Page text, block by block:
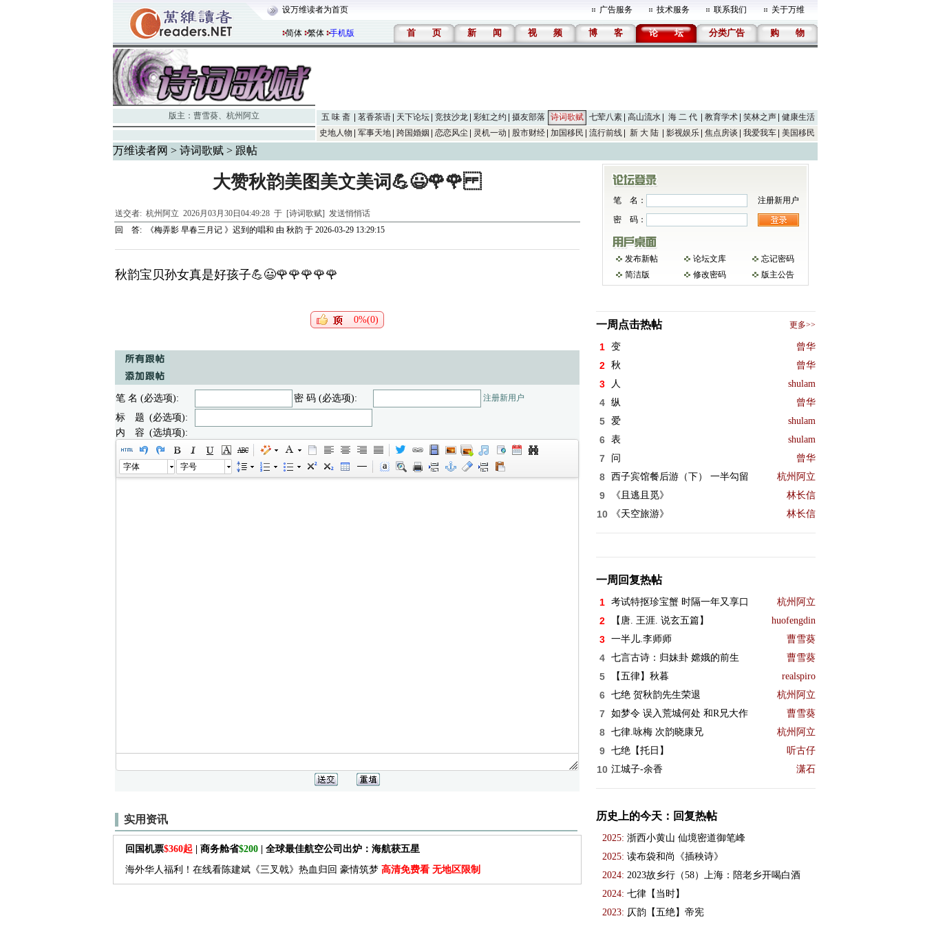
设万维读者为首页 广告服务 技术服务 联系我们 关于万维
简体 繁体 手机版 首 页 新 闻 视 频 博 客 论 坛 分类广告 购 物
版主： 曹雪葵、 杭州阿立 五 味 斋 茗香茶语 天下论坛 竞技沙龙 彩虹之约 摄友部落 诗词歌赋 七荤八素 高山流水 海 二 代 教育学术 笑林之声
健康生活
史地人物
军事天地 跨国婚姻 恋恋风尘 灵机一动 股市财经 加国移民 流行前线 新 大 陆 影视娱乐 焦点房谈 我爱我车 美国移民
万维读者网 > 诗词歌赋> 跟帖
大赞秋韵美图美文美词💪😃🌹🌹
送交者: 杭州阿立 2026月03月30日04:49:28 于 [诗词歌赋] 发送悄悄话
回 答:
《梅弄影 早春三月记 》迟到的唱和 由 秋韵于 2026-03-29 13:29:15
秋韵宝贝孙女真是好孩子💪😃🌹🌹🌹🌹🌹
0%(0)
笔 名 (必选项): 密 码 (必选项): 注册新用户
标 题 (必选项):
内 容 (选填项):
字体 字号
实用资讯
回国机票$360起 | 商务舱省$200| 全球最佳航空公司出炉：海航获五星
海外华人福利！在线看陈建斌《三叉戟》热血归回 豪情筑梦 高清免费看 无地区限制
笔 名：
注册新用户
密 码：
发布新帖 论坛文库
忘记密码
简洁版
修改密码 版主公告
一周点击热帖 更多>>
1 变 曾华
2 秋 曾华
3 人 shulam
4 纵 曾华
5 爱 shulam
6 表 shulam
7 问 曾华
8 西子宾馆餐后游（下） 一半勾留 杭州阿立
9 《且逃且觅》 林长信
10 《天空旅游》 林长信
一周回复热帖
1 考试特抠珍宝蟹 时隔一年又享口 杭州阿立
2 【唐. 王涯. 说玄五篇】 huofengdin
3 一半儿.李师师 曹雪葵
4 七言古诗：归妹卦 嫦娥的前生 曹雪葵
5 【五律】秋暮 realspiro
6 七绝 贺秋韵先生荣退 杭州阿立
7 如梦令 误入荒城何处 和R兄大作 曹雪葵
8 七律.咏梅 次韵晓康兄 杭州阿立
9 七绝【托日】 听古仔
10 江城子-余香 潇石
历史上的今天：回复热帖
2025: 浙西小黄山 仙境密道御笔峰
2025: 读布袋和尚《插秧诗》
2024: 2023故乡行（58）上海：陪老乡开喝白酒
2024: 七律【当时】
2023: 仄韵【五绝】帝宪